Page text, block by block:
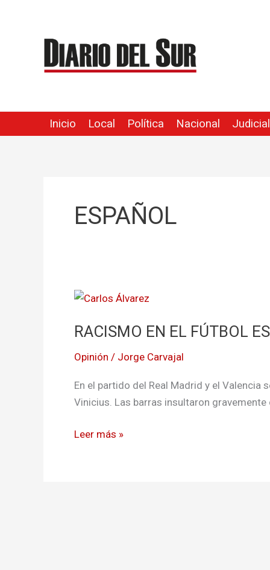
contenido
Inicio Local Política Nacional Judicial
ESPAÑOL
RACISMO EN EL FÚTBOL
Opinión / Jorge Carvajal
En el partido del Real Madrid y el
Vinicius. Las barras insultaron
RACISMO
EL
ESPAÑOL
Leer más »